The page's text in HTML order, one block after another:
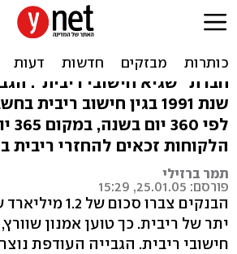
טענה: הבנקים גבו
חברת "שגיא חישובי ריבית":
שנת 1991 בגין חישוב
הלקוחות זכאים להחזרי ריבית
תמר ברזילי
פורסם: 25.01.05, 15:29
הבנקים צברו
יתר של ריבית. כך טוען אמנון
חישובי ריבית. הגבייה העודפת